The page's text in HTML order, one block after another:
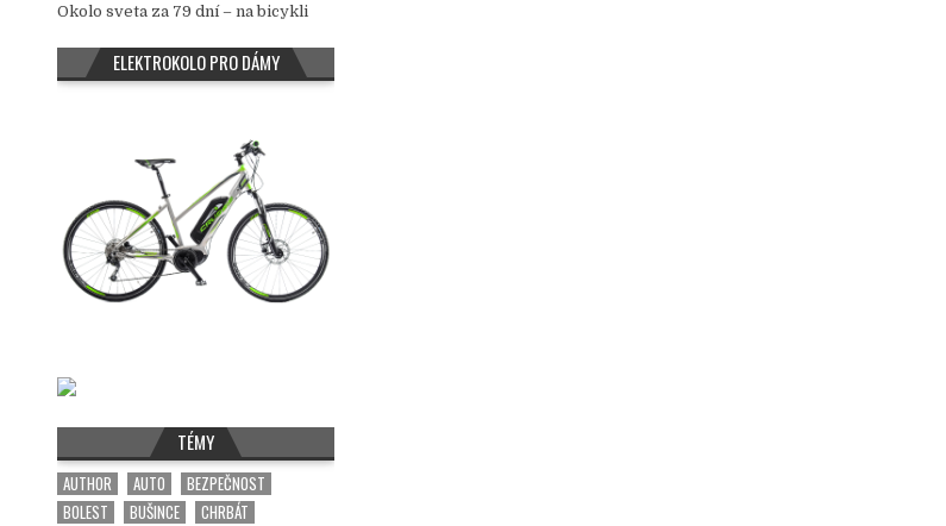
Okolo sveta za 79 dní – na bicykli
ELEKTROKOLO PRO DÁMY
TÉMY
AUTHOR AUTO
BEZPEČNOST
BOLEST
BUŠINCE
CHRBÁT